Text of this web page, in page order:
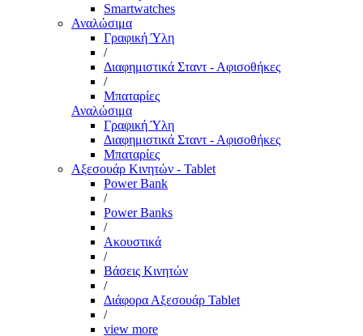
Smartwatches
Αναλώσιμα
Γραφική Ύλη
/
Διαφημιστικά Σταντ - Αφισοθήκες
/
Μπαταρίες
Αναλώσιμα
Γραφική Ύλη
Διαφημιστικά Σταντ - Αφισοθήκες
Μπαταρίες
Αξεσουάρ Κινητών - Tablet
Power Bank
/
Power Banks
/
Ακουστικά
/
Βάσεις Κινητών
/
Διάφορα Αξεσουάρ Tablet
/
view more